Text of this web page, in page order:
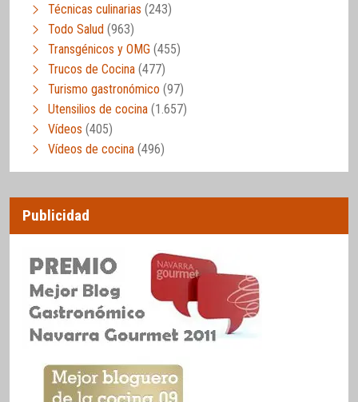
Técnicas culinarias (243)
Todo Salud (963)
Transgénicos y OMG (455)
Trucos de Cocina (477)
Turismo gastronómico (97)
Utensilios de cocina (1.657)
Vídeos (405)
Vídeos de cocina (496)
Publicidad